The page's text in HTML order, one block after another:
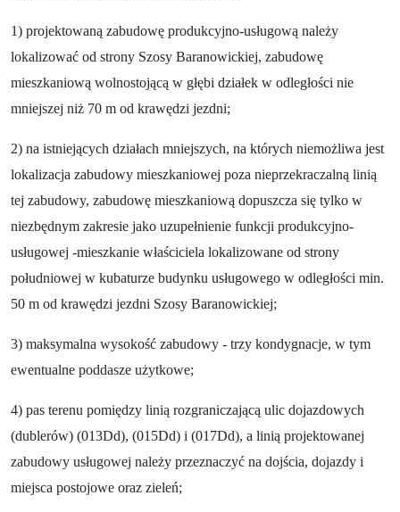
1) projektowaną zabudowę produkcyjno-usługową należy
lokalizować od strony Szosy Baranowickiej, zabudowę
mieszkaniową wolnostojącą w głębi działek w odległości nie
mniejszej niż 70 m od krawędzi jezdni;
2) na istniejących działach mniejszych, na których niemożliwa jest
lokalizacja zabudowy mieszkaniowej poza nieprzekraczalną linią
tej zabudowy, zabudowę mieszkaniową dopuszcza się tylko w
niezbędnym zakresie jako uzupełnienie funkcji produkcyjno-
usługowej -mieszkanie właściciela lokalizowane od strony
południowej w kubaturze budynku usługowego w odległości min.
50 m od krawędzi jezdni Szosy Baranowickiej;
3) maksymalna wysokość zabudowy - trzy kondygnacje, w tym
ewentualne poddasze użytkowe;
4) pas terenu pomiędzy linią rozgraniczającą ulic dojazdowych
(dublerów) (013Dd), (015Dd) i (017Dd), a linią projektowanej
zabudowy usługowej należy przeznaczyć na dojścia, dojazdy i
miejsca postojowe oraz zieleń;